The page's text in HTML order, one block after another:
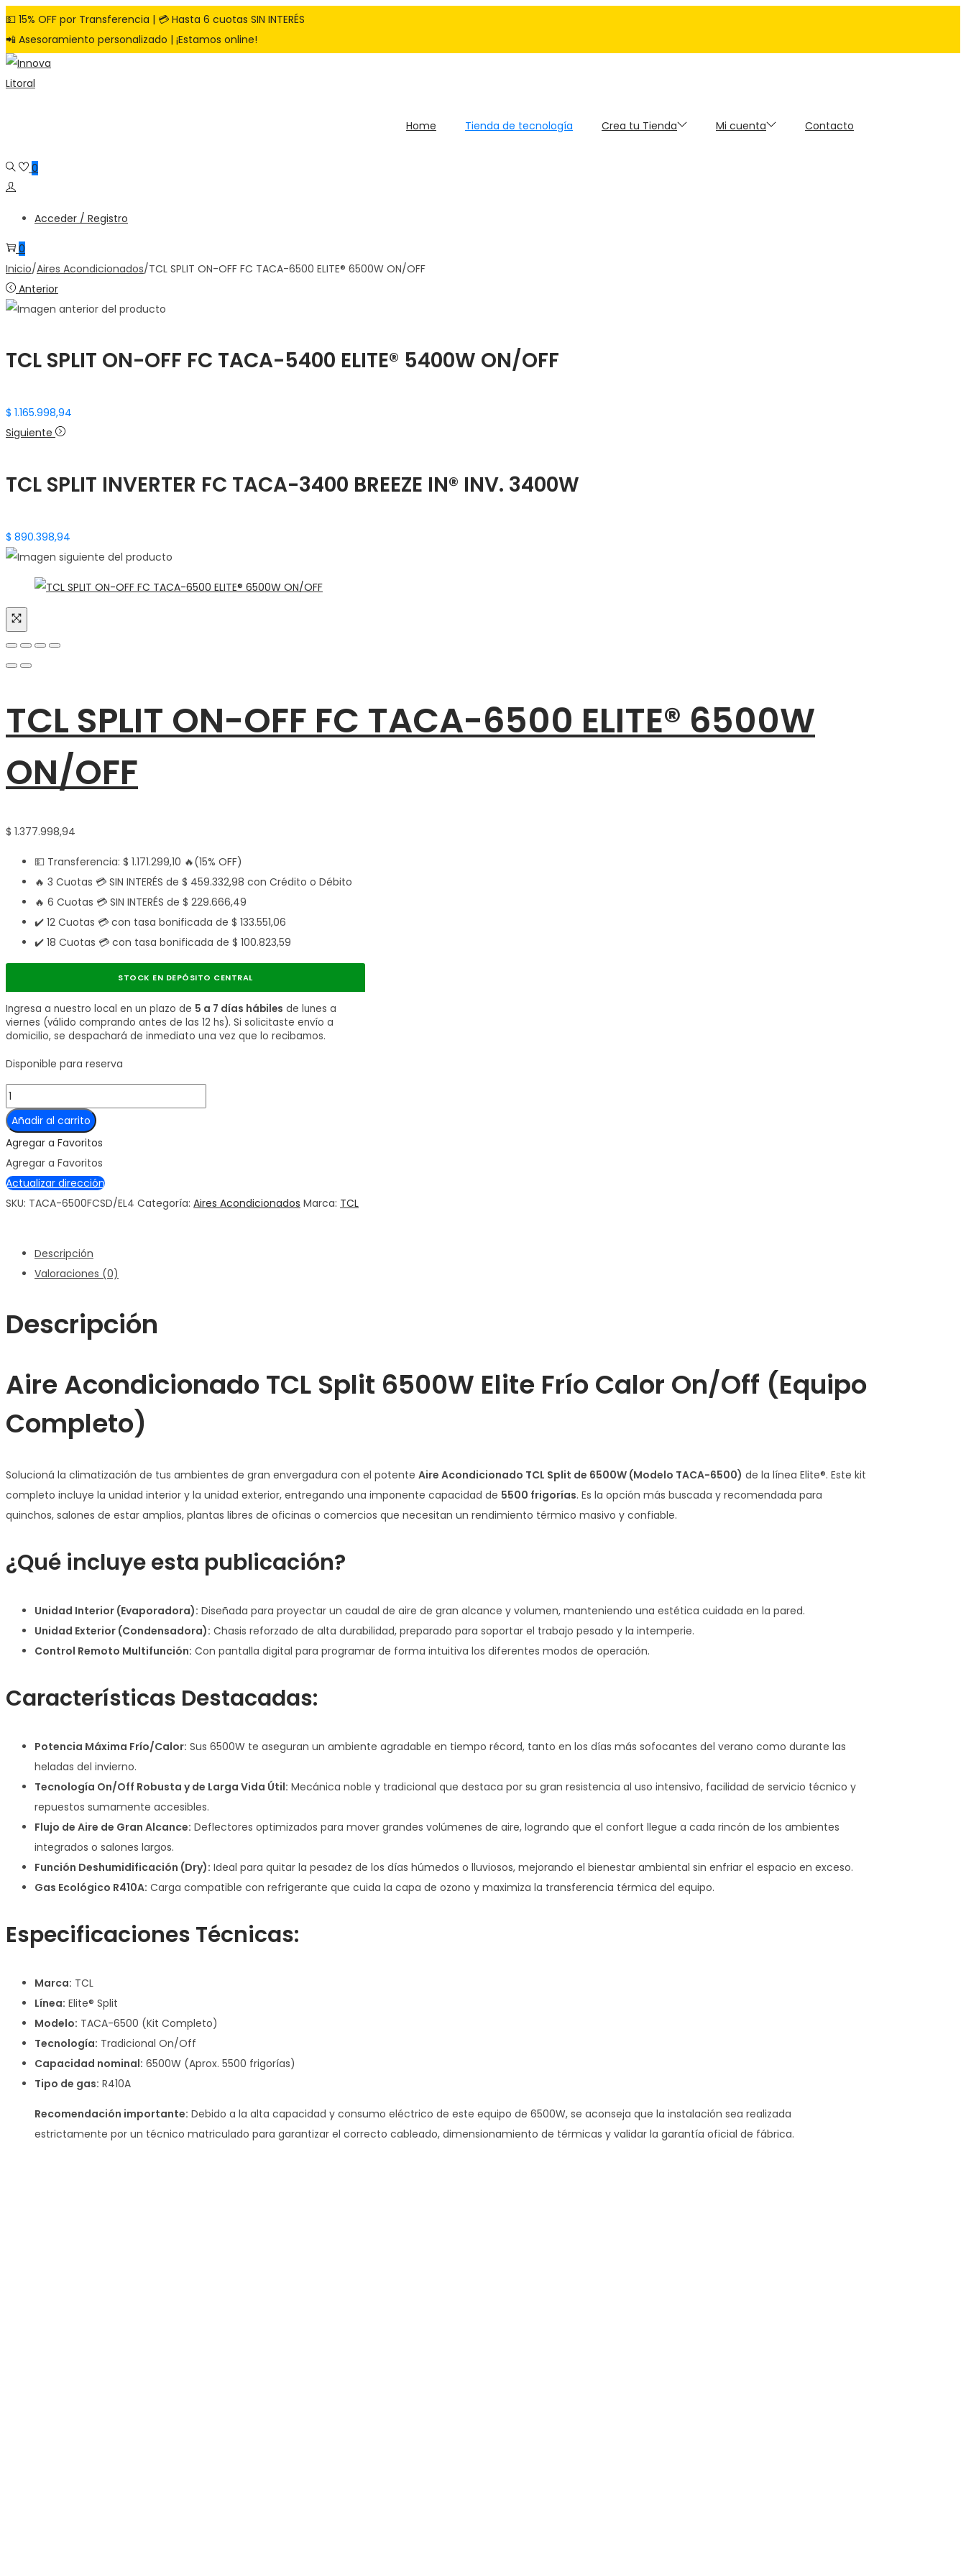
💵 15% OFF por Transferencia | 💳 Hasta 6 cuotas SIN INTERÉS
📲 Asesoramiento personalizado | ¡Estamos online!
Saltar
a
Saltar
al
Home
Tienda de tecnología Crea tu Tienda Mi cuenta Contacto
0
Acceder / Registro
0
Inicio/Aires Acondicionados/TCL SPLIT ON-OFF FC TACA-6500 ELITE® 6500W ON/OFF
Anterior
TCL SPLIT ON-OFF FC TACA-5400 ELITE® 5400W ON/OFF
$ 1.165.998,94
Siguiente
TCL SPLIT INVERTER FC TACA-3400 BREEZE IN® INV. 3400W
$ 890.398,94
TCL SPLIT ON-OFF FC TACA-6500 ELITE® 6500W
ON/OFF
$ 1.377.998,94
💵 Transferencia: $ 1.171.299,10 🔥(15% OFF)
🔥 3 Cuotas 💳 SIN INTERÉS de $ 459.332,98 con Crédito o Débito
🔥 6 Cuotas 💳 SIN INTERÉS de $ 229.666,49
✔️ 12 Cuotas 💳 con tasa bonificada de $ 133.551,06
✔️ 18 Cuotas 💳 con tasa bonificada de $ 100.823,59
STOCK EN DEPÓSITO CENTRAL
Ingresa a nuestro local en un plazo de 5 a 7 días hábiles de lunes a
viernes (válido comprando antes de las 12 hs). Si solicitaste envío a
domicilio, se despachará de inmediato una vez que lo recibamos.
Disponible para reserva
TCL
SPLIT
ON-
OFF
FC
TACA-
6500W
ON/OFF
Añadir al carrito
Agregar a Favoritos
Agregar a Favoritos
Actualizar dirección
SKU: TACA-6500FCSD/EL4 Categoría: Aires Acondicionados Marca: TCL
Descripción
Valoraciones (0)
Descripción
Aire Acondicionado TCL Split 6500W Elite Frío Calor On/Off (Equipo
Completo)
Solucioná la climatización de tus ambientes de gran envergadura con el potente Aire Acondicionado TCL Split de 6500W (Modelo TACA-6500) de la línea Elite®. Este kit
completo incluye la unidad interior y la unidad exterior, entregando una imponente capacidad de 5500 frigorías. Es la opción más buscada y recomendada para
quinchos, salones de estar amplios, plantas libres de oficinas o comercios que necesitan un rendimiento térmico masivo y confiable.
¿Qué incluye esta publicación?
Unidad Interior (Evaporadora): Diseñada para proyectar un caudal de aire de gran alcance y volumen, manteniendo una estética cuidada en la pared.
Unidad Exterior (Condensadora): Chasis reforzado de alta durabilidad, preparado para soportar el trabajo pesado y la intemperie.
Control Remoto Multifunción: Con pantalla digital para programar de forma intuitiva los diferentes modos de operación.
Características Destacadas:
Potencia Máxima Frío/Calor: Sus 6500W te aseguran un ambiente agradable en tiempo récord, tanto en los días más sofocantes del verano como durante las
heladas del invierno.
Tecnología On/Off Robusta y de Larga Vida Útil: Mecánica noble y tradicional que destaca por su gran resistencia al uso intensivo, facilidad de servicio técnico y
repuestos sumamente accesibles.
Flujo de Aire de Gran Alcance: Deflectores optimizados para mover grandes volúmenes de aire, logrando que el confort llegue a cada rincón de los ambientes
integrados o salones largos.
Función Deshumidificación (Dry): Ideal para quitar la pesadez de los días húmedos o lluviosos, mejorando el bienestar ambiental sin enfriar el espacio en exceso.
Gas Ecológico R410A: Carga compatible con refrigerante que cuida la capa de ozono y maximiza la transferencia térmica del equipo.
Especificaciones Técnicas:
Marca: TCL
Línea: Elite® Split
Modelo: TACA-6500 (Kit Completo)
Tecnología: Tradicional On/Off
Capacidad nominal: 6500W (Aprox. 5500 frigorías)
Tipo de gas: R410A
Recomendación importante: Debido a la alta capacidad y consumo eléctrico de este equipo de 6500W, se aconseja que la instalación sea realizada
estrictamente por un técnico matriculado para garantizar el correcto cableado, dimensionamiento de térmicas y validar la garantía oficial de fábrica.